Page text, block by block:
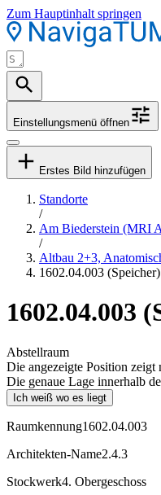
Zum Hauptinhalt springen
Einstellungsmenü öffnen
Erstes Bild hinzufügen
Standorte
/
Am Biederstein (MRI
/
Altbau 2+3,
1602.04.003 (Speicher)
1602.04.003
Abstellraum
Die angezeigte Position zeigt
Die genaue Lage innerhalb
Ich weiß wo es liegt
Raumkennung1602.04.003
Architekten-Name2.4.3
Stockwerk4. Obergeschoss